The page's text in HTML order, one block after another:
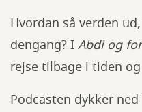
Hvordan så verden
dengang? IAbdi og
rejse tilbage i tiden
Podcasten dykker